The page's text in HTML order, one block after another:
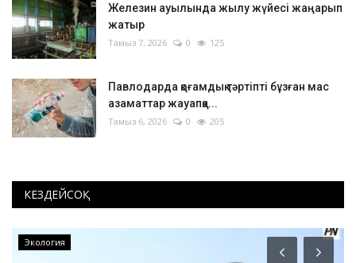
Железин ауылында жылу жүйесі жаңарып
жатыр
Тамыз 7, 2026 0 125
Павлодарда қоғамдық тәртіпті бұзған мас
азаматтар жауапқа...
Тамыз 6, 2026 0 205
КЕЗДЕЙСОҚ
OFFICIAL